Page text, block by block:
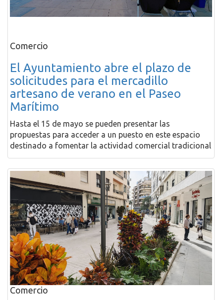
Comercio
El Ayuntamiento abre el plazo de
solicitudes para el mercadillo
artesano de verano en el Paseo
Marítimo
Hasta el 15 de mayo se pueden presentar las
propuestas para acceder a un puesto en este espacio
destinado a fomentar la actividad comercial tradicional
Comercio